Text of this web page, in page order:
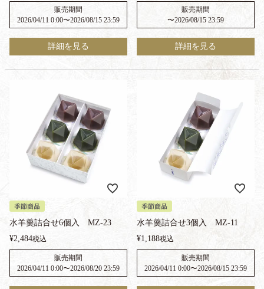
販売期間
2026/04/11 0:00〜2026/08/15 23:59
詳細を見る
販売期間
〜2026/08/15 23:59
詳細を見る
季節商品
水羊羹詰合せ6個入 MZ-23
¥2,484税込
販売期間
2026/04/11 0:00〜2026/08/20 23:59
季節商品
水羊羹詰合せ3個入 MZ-11
¥1,188税込
販売期間
2026/04/11 0:00〜2026/08/15 23:59